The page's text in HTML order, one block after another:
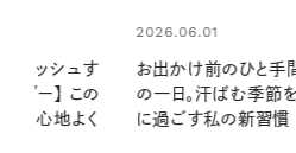
変わる、夏
ごきげん」
2026.06.01
真夏に向けて、ハー
やりジェルと出合う。
地よくうるおう、軽や